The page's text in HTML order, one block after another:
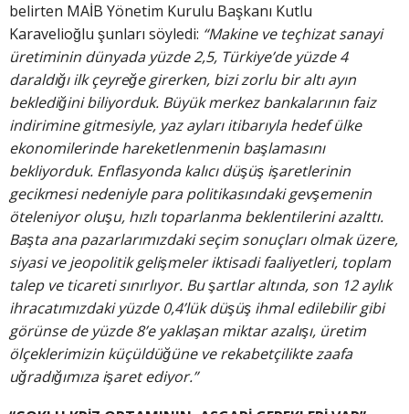
belirten MAİB Yönetim Kurulu Başkanı Kutlu
Karavelioğlu şunları söyledi: “Makine ve teçhizat sanayi
üretiminin dünyada yüzde 2,5, Türkiye’de yüzde 4
daraldığı ilk çeyreğe girerken, bizi zorlu bir altı ayın
beklediğini biliyorduk. Büyük merkez bankalarının faiz
indirimine gitmesiyle, yaz ayları itibarıyla hedef ülke
ekonomilerinde hareketlenmenin başlamasını
bekliyorduk. Enflasyonda kalıcı düşüş işaretlerinin
gecikmesi nedeniyle para politikasındaki gevşemenin
öteleniyor oluşu, hızlı toparlanma beklentilerini azalttı.
Başta ana pazarlarımızdaki seçim sonuçları olmak üzere,
siyasi ve jeopolitik gelişmeler iktisadi faaliyetleri, toplam
talep ve ticareti sınırlıyor. Bu şartlar altında, son 12 aylık
ihracatımızdaki yüzde 0,4’lük düşüş ihmal edilebilir gibi
görünse de yüzde 8’e yaklaşan miktar azalışı, üretim
ölçeklerimizin küçüldüğüne ve rekabetçilikte zaafa
uğradığımıza işaret ediyor.”